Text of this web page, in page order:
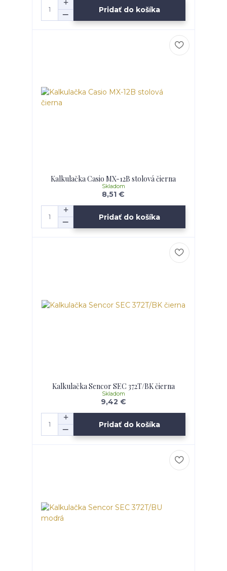
Pridať do košíka
Kalkulačka Casio MX-12B stolová čierna
8,51 €
Skladom
Pridať do košíka
Kalkulačka Sencor SEC 372T/BK čierna
9,42 €
Skladom
Pridať do košíka